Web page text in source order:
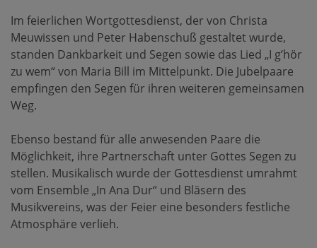
Im feierlichen Wortgottesdienst, der von Christa
Meuwissen und Peter Habenschuß gestaltet wurde,
standen Dankbarkeit und Segen sowie das Lied „I g’hör
zu wem“ von Maria Bill im Mittelpunkt. Die Jubelpaare
empfingen den Segen für ihren weiteren gemeinsamen
Weg.
Ebenso bestand für alle anwesenden Paare die
Möglichkeit, ihre Partnerschaft unter Gottes Segen zu
stellen. Musikalisch wurde der Gottesdienst umrahmt
vom Ensemble „In Ana Dur“ und Bläsern des
Musikvereins, was der Feier eine besonders festliche
Atmosphäre verlieh.